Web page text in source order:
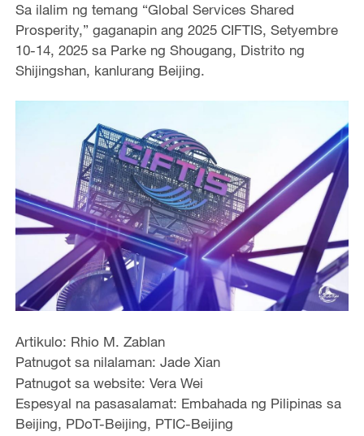
Sa ilalim ng temang “Global Services Shared
Prosperity,” gaganapin ang 2025 CIFTIS, Setyembre
10-14, 2025 sa Parke ng Shougang, Distrito ng
Shijingshan, kanlurang Beijing.
Artikulo: Rhio M. Zablan
Patnugot sa nilalaman: Jade Xian
Patnugot sa website: Vera Wei
Espesyal na pasasalamat: Embahada ng Pilipinas sa
Beijing, PDoT-Beijing, PTIC-Beijing